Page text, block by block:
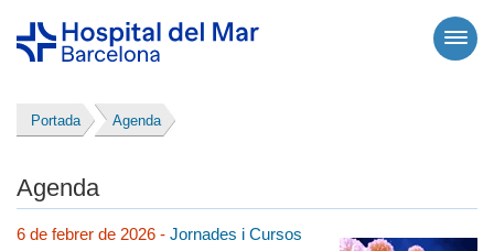
Portada Agenda
Agenda
6 de febrer de 2026 - Jornades i Cursos